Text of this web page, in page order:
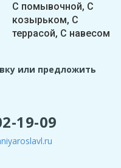
С помывочной, С
козырьком, С
террасой, С навесом
или предложить
19-09